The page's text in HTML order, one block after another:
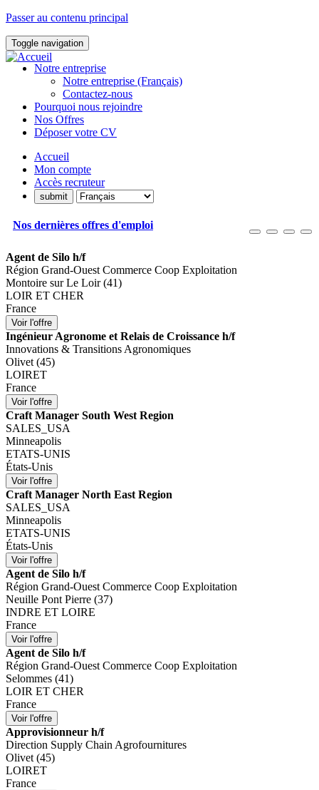
Passer au contenu principal
Toggle navigation
Notre entreprise
Notre entreprise (Français)
Contactez-nous
Pourquoi nous rejoindre
Nos Offres
Déposer votre CV
Accueil
Mon compte
Accès recruteur
Nos dernières offres d'emploi
Agent de Silo h/f
Région Grand-Ouest Commerce Coop Exploitation
Montoire sur Le Loir (41)
LOIR ET CHER
France
Ingénieur Agronome et Relais de Croissance h/f
Innovations & Transitions Agronomiques
Olivet (45)
LOIRET
France
Craft Manager South West Region
SALES_USA
Minneapolis
ETATS-UNIS
États-Unis
Craft Manager North East Region
SALES_USA
Minneapolis
ETATS-UNIS
États-Unis
Agent de Silo h/f
Région Grand-Ouest Commerce Coop Exploitation
Neuille Pont Pierre (37)
INDRE ET LOIRE
France
Agent de Silo h/f
Région Grand-Ouest Commerce Coop Exploitation
Selommes (41)
LOIR ET CHER
France
Approvisionneur h/f
Direction Supply Chain Agrofournitures
Olivet (45)
LOIRET
France